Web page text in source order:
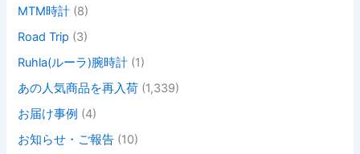
MTM時計 (8)
Road Trip (3)
Ruhla(ルーラ)腕時計 (1)
あの人気商品を再入荷 (1,339)
お届け事例 (4)
お知らせ・ご報告 (10)